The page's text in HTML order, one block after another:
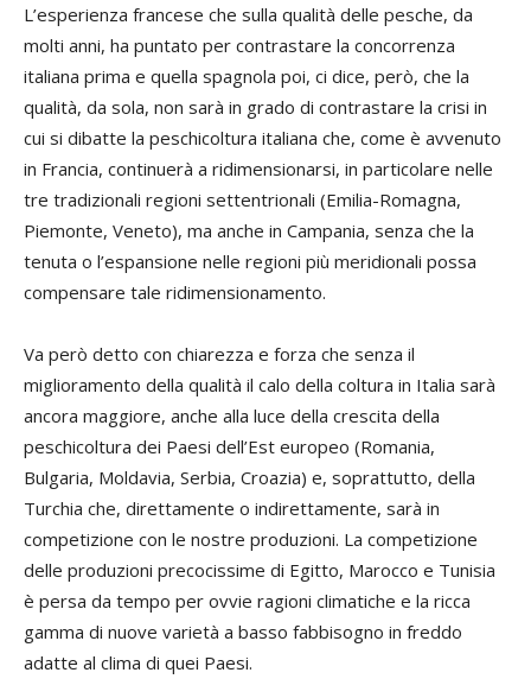
L’esperienza francese che sulla qualità delle pesche, da
molti anni, ha puntato per contrastare la concorrenza
italiana prima e quella spagnola poi, ci dice, però, che la
qualità, da sola, non sarà in grado di contrastare la crisi in
cui si dibatte la peschicoltura italiana che, come è avvenuto
in Francia, continuerà a ridimensionarsi, in particolare nelle
tre tradizionali regioni settentrionali (Emilia-Romagna,
Piemonte, Veneto), ma anche in Campania, senza che la
tenuta o l’espansione nelle regioni più meridionali possa
compensare tale ridimensionamento.
Va però detto con chiarezza e forza che senza il
miglioramento della qualità il calo della coltura in Italia sarà
ancora maggiore, anche alla luce della crescita della
peschicoltura dei Paesi dell’Est europeo (Romania,
Bulgaria, Moldavia, Serbia, Croazia) e, soprattutto, della
Turchia che, direttamente o indirettamente, sarà in
competizione con le nostre produzioni. La competizione
delle produzioni precocissime di Egitto, Marocco e Tunisia
è persa da tempo per ovvie ragioni climatiche e la ricca
gamma di nuove varietà a basso fabbisogno in freddo
adatte al clima di quei Paesi.